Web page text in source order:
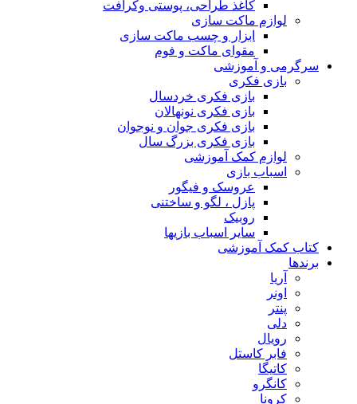
کاغذ طراحی، پوستی وکرافت
لوازم ماکت سازی
ابزار و چسب ماکت سازی
مقوای ماکت و فوم
سرگرمی و آموزشی
بازی فکری
بازی فکری خردسال
بازی فکری نونهالان
بازی فکری جوان و نوجوان
بازی فکری بزرگ سال
لوازم کمک آموزشی
اسباب بازی
عروسک و فیگور
پازل ، لگو و ساختنی
روبیک
سایر اسباب بازیها
کتاب کمک آموزشی
برندها
آریا
اونر
پنتر
دلی
رویال
فابر کاستل
کاتیگا
کانگرو
کرونا